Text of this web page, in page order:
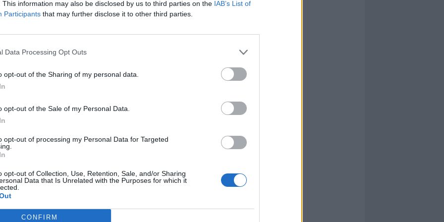
This information may also be disclosed by us to third parties on the IAB’s List of
Participants that may further disclose it to other third parties.
Data Processing Opt Outs
opt-out of the Sharing of my personal data.
opt-out of the Sale of my Personal Data.
opt-out of processing my Personal Data for Targeted
opt-out of Collection, Use, Retention, Sale, and/or Sharing
Data that Is Unrelated with the Purposes for which it
CONFIRM
Covid perché ci sono anche altri virus -
-Rischiamo di fare un test per
un test rapido che prenda dentro
tampone monco. Oggi con un virus così
solo agli ospedali per verificare i
“Spero che convinca
Fontana”. La richiesta di